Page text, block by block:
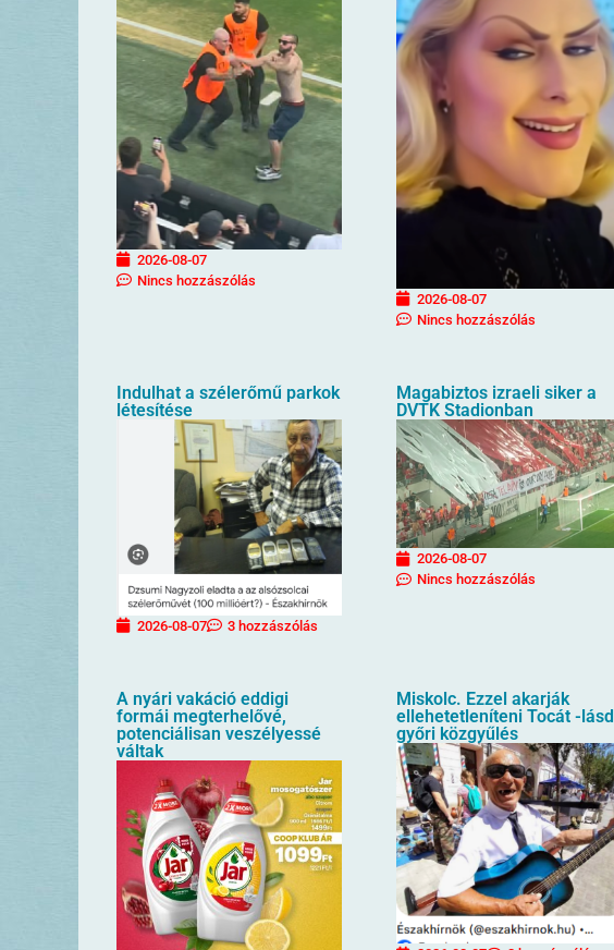
2026-08-07
Nincs hozzászólás
2026-08-07
Nincs hozzászólás
Indulhat a szélerőmű parkok
létesítése
2026-08-07 3 hozzászólás
Magabiztos izraeli siker a
DVTK Stadionban
2026-08-07
Nincs hozzászólás
A nyári vakáció eddigi
formái megterhelővé,
potenciálisan veszélyessé
váltak
Miskolc. Ezzel akarják
ellehetetleníteni Tocát -lásd
győri közgyűlés